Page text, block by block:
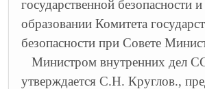
государственной безопасности
образовании Комитета
безопасности при Совете
Министром внутренних дел
утверждается С.Н. Круглов.,